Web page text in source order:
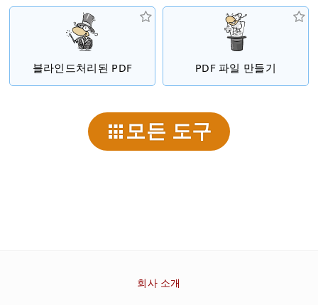
블라인드처리된 PDF PDF 파일 만들기
모든 도구
회사 소개